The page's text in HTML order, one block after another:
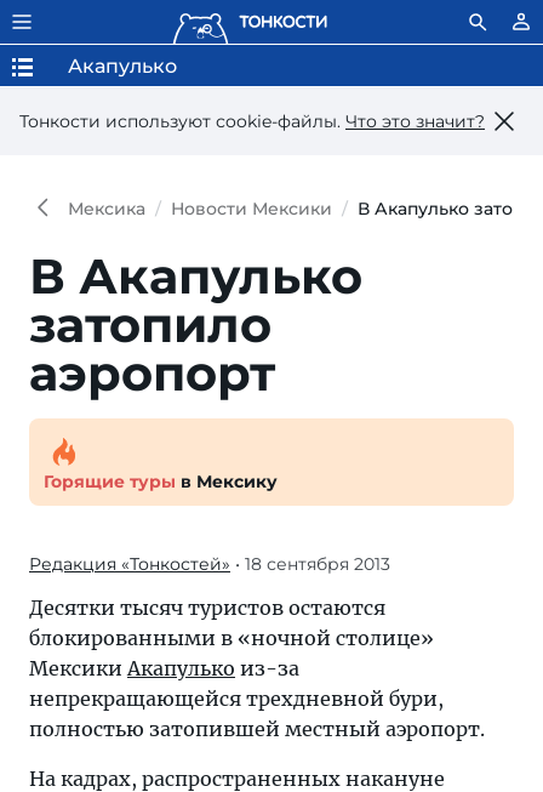
Тонкости используют сookie-файлы. Что это значит?
Акапулько
Мексика Новости Мексики В Акапулько
В Акапулько
затопило
аэропорт
Горящие туры в Мексику
Редакция «Тонкостей» • 18 сентября 2013
Десятки тысяч туристов остаются
блокированными в «ночной столице»
МексикиАкапулько из-за
непрекращающейся трехдневной бури,
полностью затопившей местный аэропорт.
На кадрах, распространенных накануне